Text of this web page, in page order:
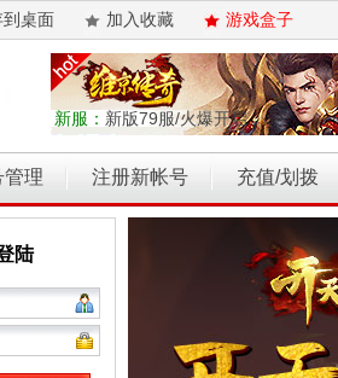
到桌面 加入收藏 游戏盒子
新服： 新版79服/火爆开启
管理 注册新帐号 充值/划拨
陆